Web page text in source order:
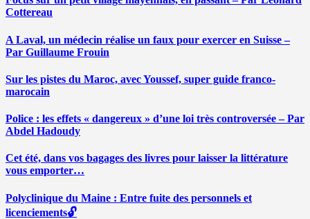
Cottereau
A Laval, un médecin réalise un faux pour exercer en Suisse –
Par Guillaume Frouin
Sur les pistes du Maroc, avec Youssef, super guide franco-
marocain
Police : les effets « dangereux » d’une loi très controversée – Par
Abdel Hadoudy
Cet été, dans vos bagages des livres pour laisser la littérature
vous emporter…
Polyclinique du Maine : Entre fuite des personnels et
licenciements🔓